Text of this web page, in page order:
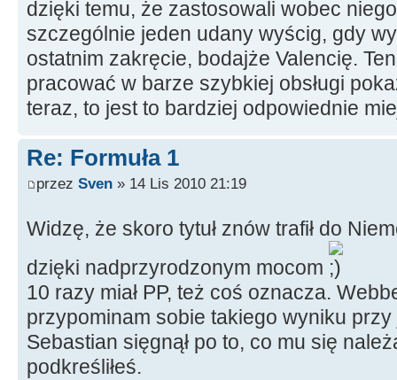
dzięki temu, że zastosowali wobec
szczególnie jeden udany wyścig, gdy
ostatnim zakręcie, bodajże Valencię.
pracować w barze szybkiej obsługi
teraz, to jest to bardziej odpowiednie
Re: Formuła 1
przez Sven » 14 Lis 2010 21:19
Widzę, że skoro tytuł znów trafił do
dzięki nadprzyrodzonym mocom
10 razy miał PP, też coś oznacza.
przypominam sobie takiego wyniku
Sebastian sięgnął po to, co mu się
podkreśliłeś.